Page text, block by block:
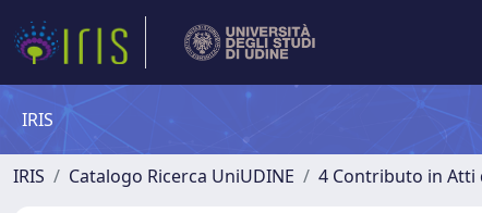
IRIS
IRIS Catalogo Ricerca UniUDINE 4 Contributo in Atti